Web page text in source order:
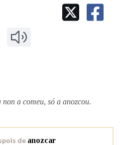
IDENTIDADE CORPORATIVA
MARCIAL DEL ADALID
CASA-MUSEO EMILIA PARDO
BAZÁN
FIGURAS HOMENAXEADAS
HISTORIA
60 ANOS DLG
a comeu, só a anozcou.
de anozcar